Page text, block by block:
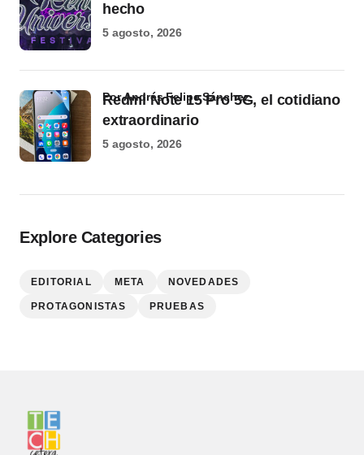
hecho
5 agosto, 2026
Redmi Note 15 Pro 5G, el cotidiano
extraordinario
por Andrés Felipe Sánchez
5 agosto, 2026
Explore Categories
EDITORIAL META NOVEDADES
PROTAGONISTAS PRUEBAS